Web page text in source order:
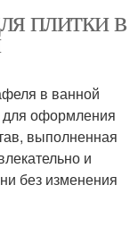
плитки в
в ванной
для оформления
выполненная
и
без изменения